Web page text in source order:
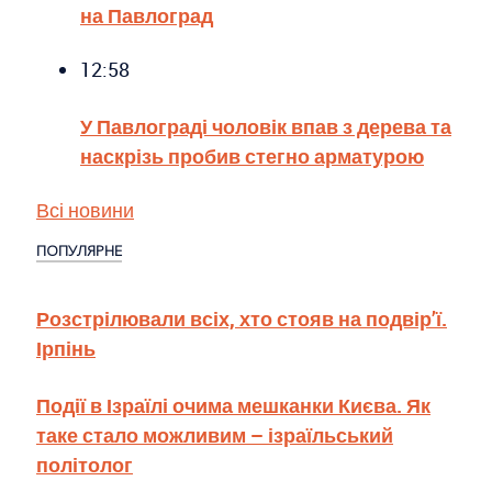
на Павлоград
12:58
У Павлограді чоловік впав з дерева та
наскрізь пробив стегно арматурою
Всі новини
ПОПУЛЯРНЕ
Розстрілювали всіх, хто стояв на подвір’ї.
Ірпінь
Події в Ізраїлі очима мешканки Києва. Як
таке стало можливим – ізраїльський
політолог